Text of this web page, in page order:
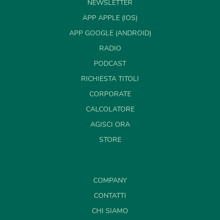
NEWSLETTER
APP APPLE (IOS)
APP GOOGLE (ANDROID)
RADIO
PODCAST
RICHIESTA TITOLI
CORPORATE
CALCOLATORE
AGISCI ORA
STORE
COMPANY
CONTATTI
CHI SIAMO